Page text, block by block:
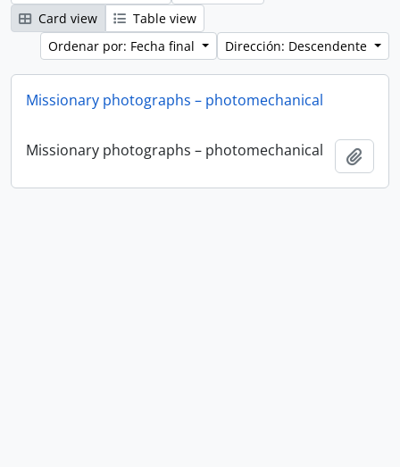
Card view
Table view
Ordenar por: Fecha final
Dirección: Descendente
Missionary photographs – photomechanical
Missionary photographs – photomechanical